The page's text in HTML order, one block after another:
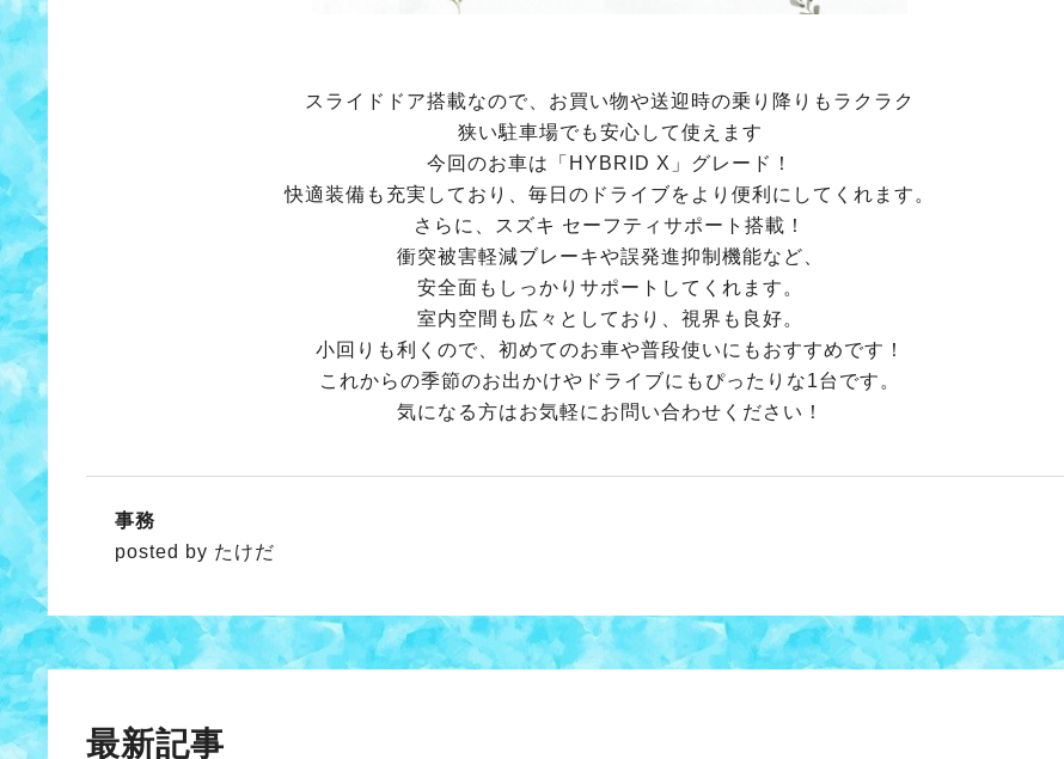
スライドドア搭載なので、 お買い物や送迎時の乗り降りもラクラク
狭い駐車場でも安心して使えます
今回のお車は「HYBRID X」グレード！
快適装備も充実しており、毎日のドライブをより便利にしてくれます。
さらに、スズキ セーフティサポート搭載！
衝突被害軽減ブレーキや誤発進抑制機能など、
安全面もしっかりサポートしてくれます。
室内空間も広々としており、視界も良好。
小回りも利くので、初めてのお車や普段使いにもおすすめです！
これからの季節のお出かけやドライブにもぴったりな1台です。
気になる方はお気軽にお問い合わせください！
事務
posted by たけだ
最新記事